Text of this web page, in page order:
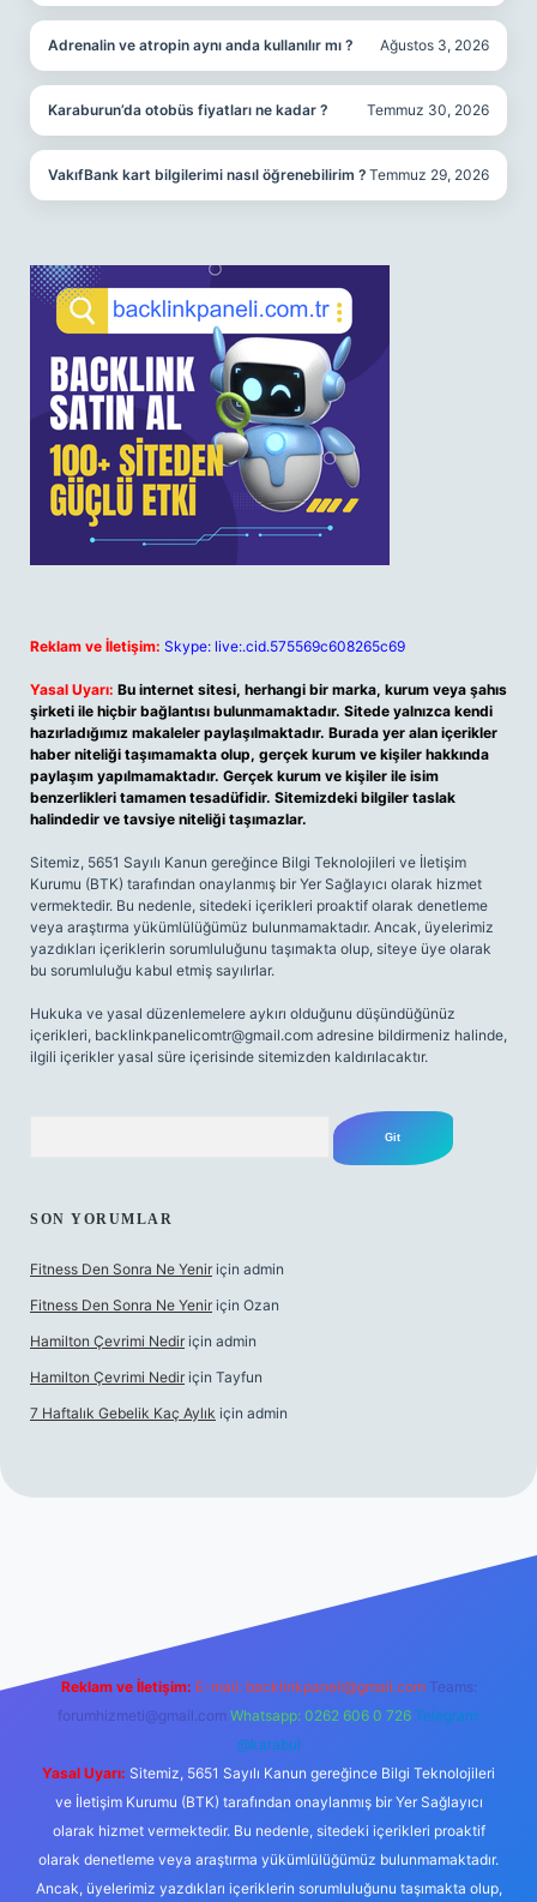
Adrenalin ve atropin aynı anda kullanılır mı ? Ağustos 3, 2026
Karaburun’da otobüs fiyatları ne kadar ? Temmuz 30, 2026
VakıfBank kart bilgilerimi nasıl öğrenebilirim ? Temmuz 29, 2026
Reklam ve İletişim: Skype: live:.cid.575569c608265c69
Yasal Uyarı: Bu internet sitesi, herhangi bir marka, kurum veya şahıs
şirketi ile hiçbir bağlantısı bulunmamaktadır. Sitede yalnızca kendi
hazırladığımız makaleler paylaşılmaktadır. Burada yer alan içerikler
haber niteliği taşımamakta olup, gerçek kurum ve kişiler hakkında
paylaşım yapılmamaktadır. Gerçek kurum ve kişiler ile isim
benzerlikleri tamamen tesadüfidir. Sitemizdeki bilgiler taslak
halindedir ve tavsiye niteliği taşımazlar.
Sitemiz, 5651 Sayılı Kanun gereğince Bilgi Teknolojileri ve İletişim
Kurumu (BTK) tarafından onaylanmış bir Yer Sağlayıcı olarak hizmet
vermektedir. Bu nedenle, sitedeki içerikleri proaktif olarak denetleme
veya araştırma yükümlülüğümüz bulunmamaktadır. Ancak, üyelerimiz
yazdıkları içeriklerin sorumluluğunu taşımakta olup, siteye üye olarak
bu sorumluluğu kabul etmiş sayılırlar.
Hukuka ve yasal düzenlemelere aykırı olduğunu düşündüğünüz
içerikleri, backlinkpanelicomtr@gmail.com adresine bildirmeniz halinde,
ilgili içerikler yasal süre içerisinde sitemizden kaldırılacaktır.
SON YORUMLAR
Fitness Den Sonra Ne Yenir için admin
Fitness Den Sonra Ne Yenir için Ozan
Hamilton Çevrimi Nedir için admin
Hamilton Çevrimi Nedir için Tayfun
7 Haftalık Gebelik Kaç Aylık için admin
Reklam ve İletişim: E-mail: backlinkpaneli@gmail.com Teams:
forumhizmeti@gmail.com Whatsapp: 0262 606 0 726 Telegram:
@karabul
Yasal Uyarı: Sitemiz, 5651 Sayılı Kanun gereğince Bilgi Teknolojileri
ve İletişim Kurumu (BTK) tarafından onaylanmış bir Yer Sağlayıcı
olarak hizmet vermektedir. Bu nedenle, sitedeki içerikleri proaktif
olarak denetleme veya araştırma yükümlülüğümüz bulunmamaktadır.
Ancak, üyelerimiz yazdıkları içeriklerin sorumluluğunu taşımakta olup,